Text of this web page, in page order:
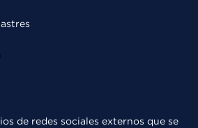
de redes sociales externos que se